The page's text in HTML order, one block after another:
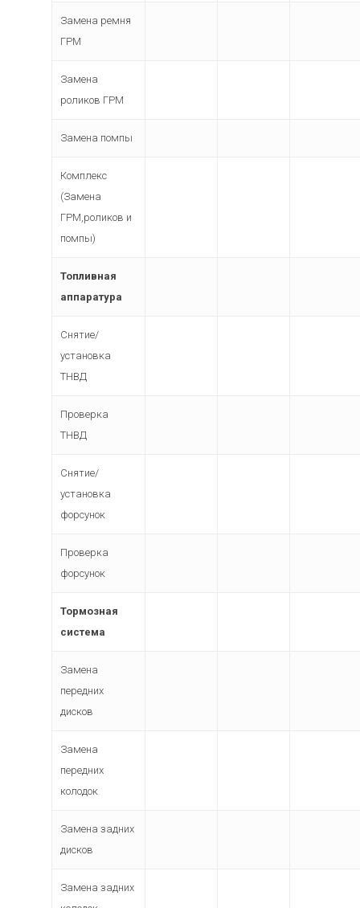
Замена ремня
ГРМ
Замена
роликов ГРМ
Замена помпы
Комплекс
(Замена
ГРМ,роликов и
помпы)
Топливная
аппаратура
Снятие/
установка
ТНВД
Проверка
ТНВД
Снятие/
установка
форсунок
Проверка
форсунок
Тормозная
система
Замена
передних
дисков
Замена
передних
колодок
Замена задних
дисков
Замена задних